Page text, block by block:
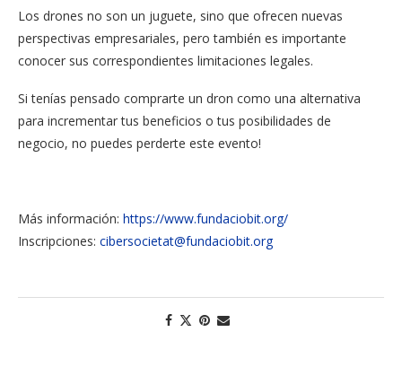
Los drones no son un juguete, sino que ofrecen nuevas
perspectivas empresariales, pero también es importante
conocer sus correspondientes limitaciones legales.
Si tenías pensado comprarte un dron como una alternativa
para incrementar tus beneficios o tus posibilidades de
negocio, no puedes perderte este evento!
Más información: https://www.fundaciobit.org/
Inscripciones: cibersocietat@fundaciobit.org